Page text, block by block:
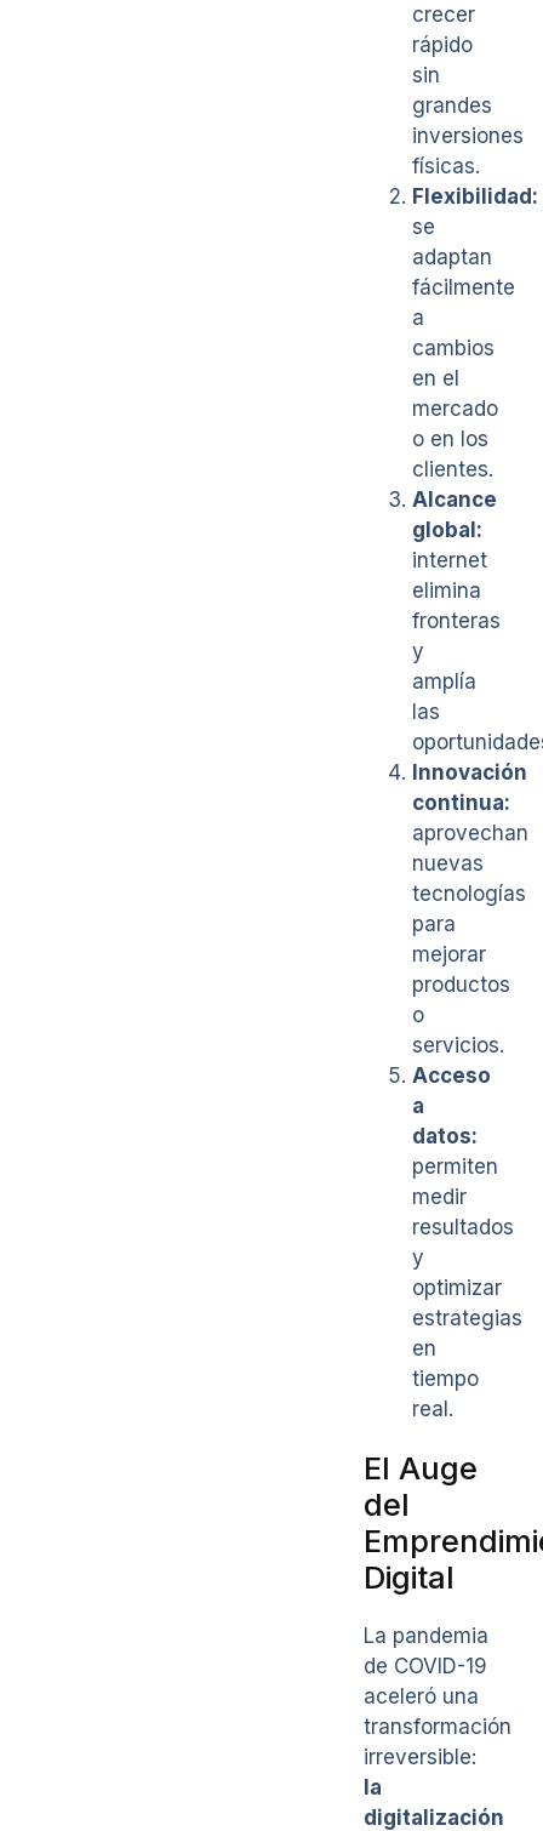
crecer
rápido
sin
grandes
inversiones
físicas.
Flexibilidad:
se
adaptan
fácilmente
a
cambios
en el
mercado
o en los
clientes.
Alcance
global:
internet
elimina
fronteras
y
amplía
las
Innovación
continua:
aprovechan
nuevas
tecnologías
para
mejorar
productos
o
servicios.
Acceso
a
datos:
permiten
medir
resultados
y
optimizar
estrategias
en
tiempo
real.
El Auge
del
Digital
La pandemia
de COVID-19
aceleró una
transformación
irreversible:
la
digitalización